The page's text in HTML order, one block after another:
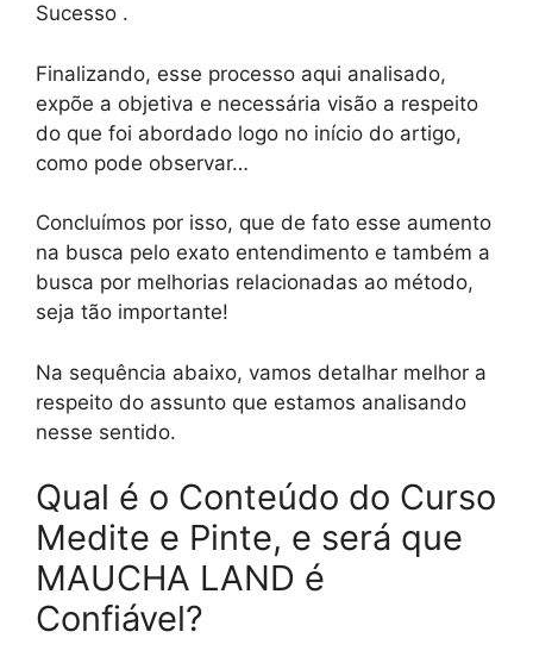
Sucesso .
Finalizando, esse processo aqui analisado,
expõe a objetiva e necessária visão a respeito
do que foi abordado logo no início do artigo,
como pode observar…
Concluímos por isso, que de fato esse aumento
na busca pelo exato entendimento e também a
busca por melhorias relacionadas ao método,
seja tão importante!
Na sequência abaixo, vamos detalhar melhor a
respeito do assunto que estamos analisando
nesse sentido.
Qual é o Conteúdo do Curso
Medite e Pinte, e será que
MAUCHA LAND é
Confiável?